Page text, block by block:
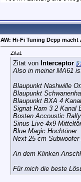
AW: Hi-Fi Tuning Depp macht
Zitat:
Zitat von Interceptor
Also in meiner MA61
Blaupunkt Nashwille
Blaupunkt
Blaupunkt BXA 4
Signat Ram 3 2 Kanal
Bosten Accoustic
Sinus Live 4x9
Blue Magic Hochtöner
Next 25 cm
An dem Klinken
Für mich die beste